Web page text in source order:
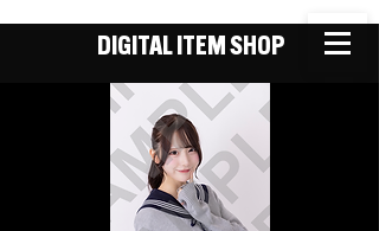
DIGITAL ITEM SHOP